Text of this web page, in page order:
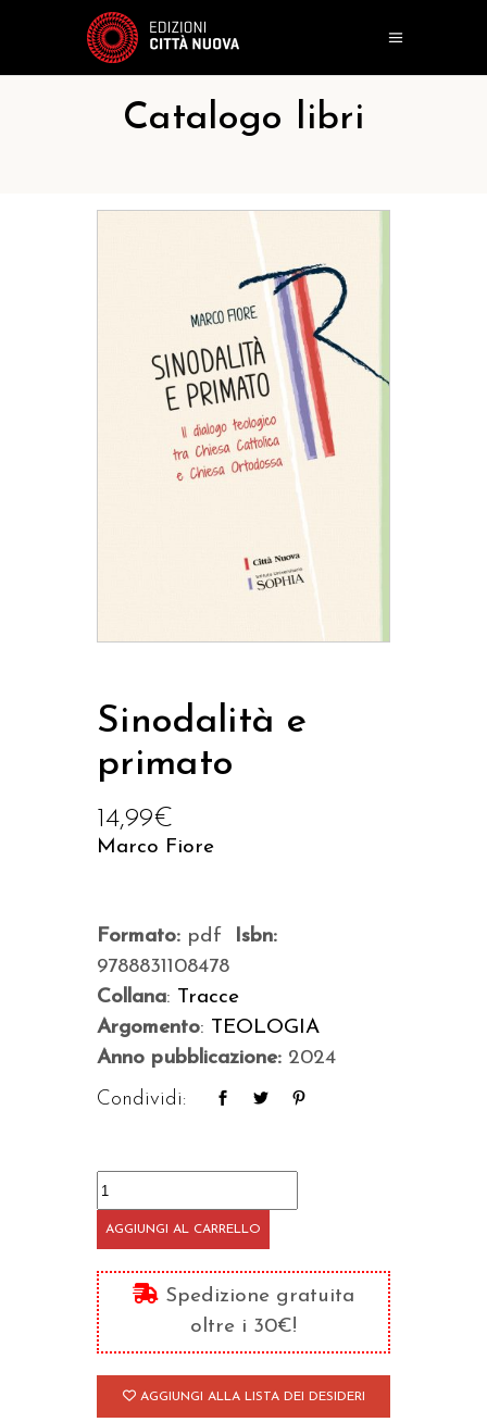
Catalogo libri
Sinodalità e
primato
14,99€
Marco Fiore
Formato: pdf
Isbn:
9788831108478
Collana: Tracce
Argomento: TEOLOGIA
Anno pubblicazione: 2024
Condividi:
Sinodalità
e
primato
quantità
AGGIUNGI AL CARRELLO
Spedizione gratuita
oltre i 30€!
AGGIUNGI ALLA LISTA DEI DESIDERI